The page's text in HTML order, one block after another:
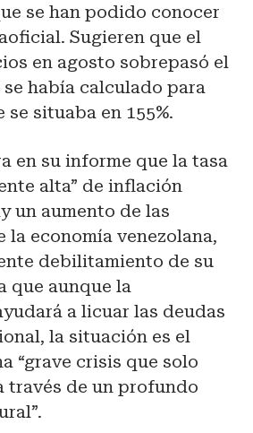
se han podido conocer
Sugieren que el
en agosto sobrepasó el
había calculado para
se situaba en 155%.
en su informe que la tasa
alta” de inflación
un aumento de las
la economía venezolana,
debilitamiento de su
que aunque la
a licuar las deudas
la situación es el
“grave crisis que solo
través de un profundo